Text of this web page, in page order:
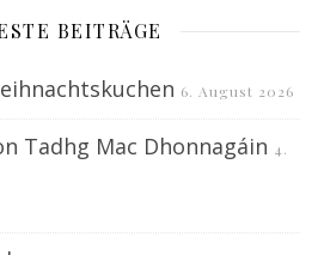
BEITRÄGE
6. August 2026
Tadhg Mac Dhonnagáin 4.